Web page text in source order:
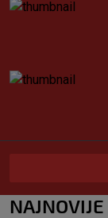
NAJNOVIJE